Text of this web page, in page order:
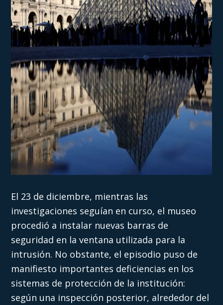
El 23 de diciembre, mientras las
investigaciones seguían en curso, el museo
procedió a instalar nuevas barras de
seguridad en la ventana utilizada para la
intrusión. No obstante, el episodio puso de
manifiesto importantes deficiencias en los
sistemas de protección de la institución:
según una inspección posterior, alrededor del